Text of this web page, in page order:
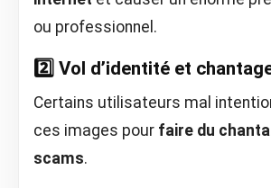
ou professionnel.
2️⃣ Vol d’identité et
Certains utilisateurs mal
ces images pour faire du
scams.